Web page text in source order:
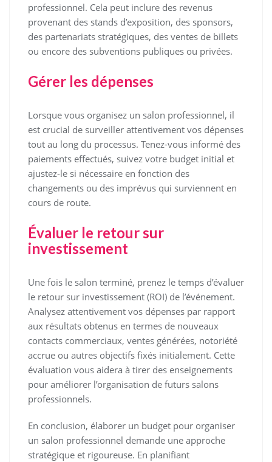
professionnel. Cela peut inclure des revenus
provenant des stands d’exposition, des sponsors,
des partenariats stratégiques, des ventes de billets
ou encore des subventions publiques ou privées.
Gérer les dépenses
Lorsque vous organisez un salon professionnel, il
est crucial de surveiller attentivement vos dépenses
tout au long du processus. Tenez-vous informé des
paiements effectués, suivez votre budget initial et
ajustez-le si nécessaire en fonction des
changements ou des imprévus qui surviennent en
cours de route.
Évaluer le retour sur
investissement
Une fois le salon terminé, prenez le temps d’évaluer
le retour sur investissement (ROI) de l’événement.
Analysez attentivement vos dépenses par rapport
aux résultats obtenus en termes de nouveaux
contacts commerciaux, ventes générées, notoriété
accrue ou autres objectifs fixés initialement. Cette
évaluation vous aidera à tirer des enseignements
pour améliorer l’organisation de futurs salons
professionnels.
En conclusion, élaborer un budget pour organiser
un salon professionnel demande une approche
stratégique et rigoureuse. En planifiant